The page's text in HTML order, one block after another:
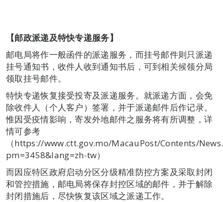
【邮政派递及特快专递服务】
邮电局将作一般函件的派递服务，而挂号邮件则只派递
挂号通知书，收件人收到通知书后，可到相关候领分局
领取挂号邮件。
特快专递恢复接受投寄及派递服务。就派递方面，会免
除收件人（个人客户）签署，并于派递邮件后作记录。
惟因受疫情影响，寄发外地邮件之服务将有所调整，详
情可参考
（https://www.ctt.gov.mo/MacauPost/Contents/
pm=3458&lang=zh-tw）
而因应特区政府启动分区分级精准防控方案及采取封闭
和管控措施，邮电局将保存封控区域的邮件，并于解除
封闭措施后，尽快恢复该区域之派递工作。